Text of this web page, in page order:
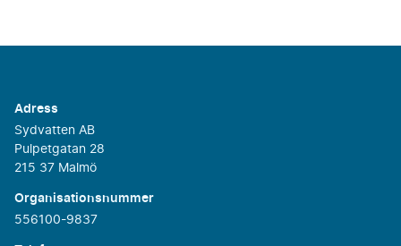
Adress
Sydvatten AB
Pulpetgatan 28
215 37 Malmö
Organisationsnummer
556100-9837